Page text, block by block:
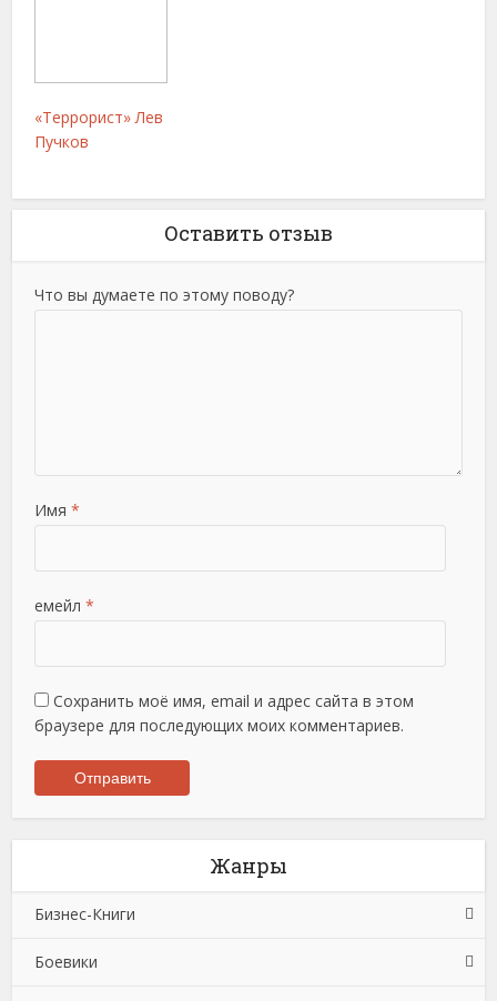
«Террорист» Лев
Пучков
Оставить отзыв
Что вы думаете по этому поводу?
Имя *
емейл *
Сохранить моё имя, email и адрес сайта в этом
браузере для последующих моих комментариев.
Жанры
Бизнес-Книги
Банковское дело
Боевики